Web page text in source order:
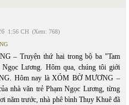
1:56 CH (Xem: 768)
– Truyện thứ hai trong bộ ba "Tam
Ngọc Lương. Hôm qua, chúng tôi giới
Hôm nay là XÓM BỜ MƯƠNG –
nhà văn trẻ Phạm Ngọc Lương, từng
năm trước, nhà phê bình Thụy Khuê đã